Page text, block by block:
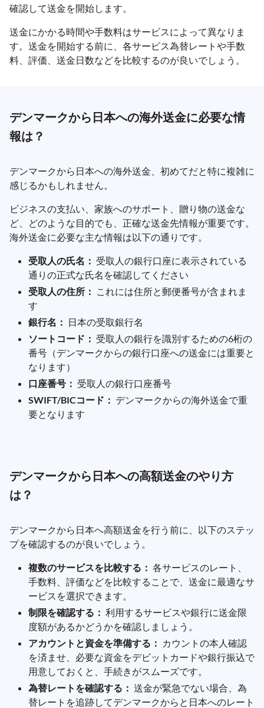
確認して送金を開始します。
送金にかかる時間や手数料はサービスによって異なりま
す。送金を開始する前に、各サービス為替レートや手数
料、評価、送金日数などを比較するのが良いでしょう。
デンマークから日本への海外送金に必要な情
報は？
デンマークから日本への海外送金、初めてだと特に複雑に
感じるかもしれません。
ビジネスの支払い、家族へのサポート、贈り物の送金な
ど、どのような目的でも、正確な送金先情報が重要です。
海外送金に必要な主な情報は以下の通りです。
受取人の氏名： 受取人の銀行口座に表示されている
通りの正式な氏名を確認してください
受取人の住所： これには住所と郵便番号が含まれま
す
銀行名： 日本の受取銀行名
ソートコード： 受取人の銀行を識別するための6桁の
番号（デンマークからの銀行口座への送金には重要と
なります）
口座番号： 受取人の銀行口座番号
SWIFT/BICコード： デンマークからの海外送金で重
要となります
デンマークから日本への高額送金のやり方
は？
デンマークから日本へ高額送金を行う前に、以下のステッ
プを確認するのが良いでしょう。
複数のサービスを比較する： 各サービスのレート、
手数料、評価などを比較することで、送金に最適なサ
ービスを選択できます。
制限を確認する： 利用するサービスや銀行に送金限
度額があるかどうかを確認しましょう。
アカウントと資金を準備する： カウントの本人確認
を済ませ、必要な資金をデビットカードや銀行振込で
用意しておくと、手続きがスムーズです。
為替レートを確認する： 送金が緊急でない場合、為
替レートを追跡してデンマークからと日本へのレート